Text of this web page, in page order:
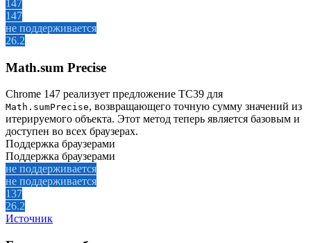
147
147
не поддерживается
26.2
Math.sum Precise
Chrome 147 реализует предложение TC39 для
Math.sumPrecise, возвращающего точную сумму значений из
итерируемого объекта. Этот метод теперь является базовым и
доступен во всех браузерах.
Поддержка браузерами
Поддержка браузерами
не поддерживается
не поддерживается
137
26.2
Источник